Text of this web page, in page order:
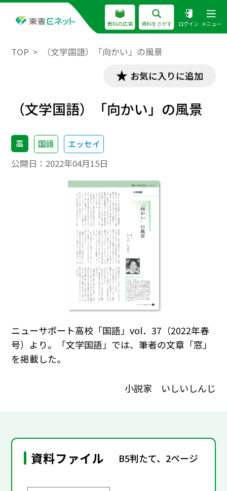
教科の広場 資料をさがす ログイン メニュー
TOP （文学国語）「向かい」の風景
お気に入りに追加
（文学国語）「向かい」の風景
高 国語 エッセイ
公開日： 2022年04月15日
ニューサポート高校「国語」vol．37（2022年春
号）より。「文学国語」では、筆者の文章「窓」
を掲載した。
小説家 いしいしんじ
資料ファイル B5判たて、2ページ